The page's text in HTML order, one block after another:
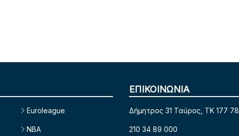
Euroleague
NBA
ΕΠΙΚΟΙΝΩΝΙΑ
Δήμητρος 31 Ταύρος, TK 177 78
210 34 89 000